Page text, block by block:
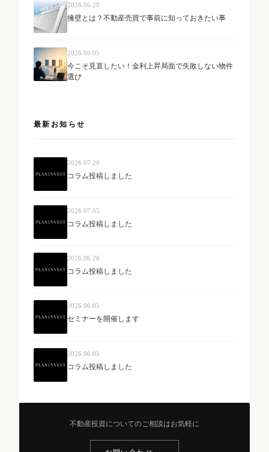
2026.06.20
擁壁とは？不動産売買で事前に知っておきたい事
2026.06.05
今こそ見直したい！金利上昇局面で失敗しない物件
選び
最新お知らせ
2026.07.20
コラム投稿しました
2026.07.05
コラム投稿しました
2026.06.20
コラム投稿しました
2026.06.05
セミナーを開催します
2026.06.05
コラム投稿しました
不動産投資についてのご相談はお気軽に